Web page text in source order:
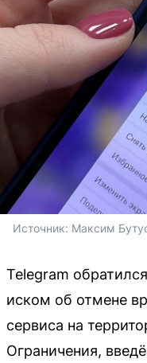
Источник: Максим
Telegram
иском об отмене
сервиса на
Ограничения,